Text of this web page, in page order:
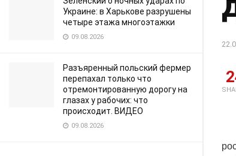
Украине: в Харькове разрушены
четыре этажа многоэтажки
09.08.2026
Разъяренный польский фермер
перепахал только что
отремонтированную дорогу на
глазах у рабочих: что
происходит. ВИДЕО
09.08.2026